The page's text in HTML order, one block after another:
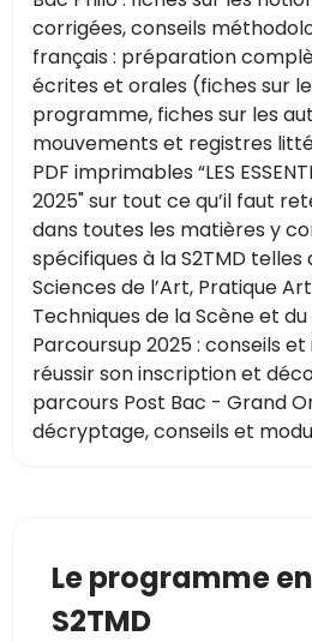
corrigées, conseils
français : préparation
écrites et orales (fiches sur
programme, fiches sur les
mouvements et registres
PDF imprimables “LES
2025" sur tout ce qu’il faut
dans toutes les matières y
spécifiques à la S2TMD telles
Sciences de l’Art, Pratique
Techniques de la Scène et
Parcoursup 2025 : conseils
réussir son inscription et
parcours Post Bac - Grand
décryptage, conseils et
Le programme
S2TMD